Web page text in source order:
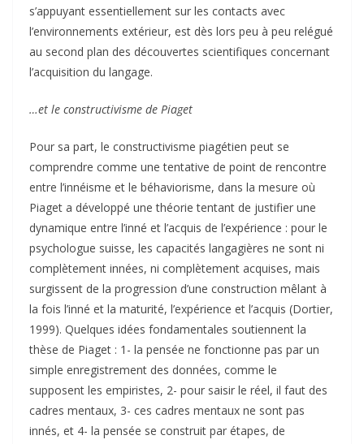
s’appuyant essentiellement sur les contacts avec
l’environnements extérieur, est dès lors peu à peu relégué
au second plan des découvertes scientifiques concernant
l’acquisition du langage.
…et le constructivisme de Piaget
Pour sa part, le constructivisme piagétien peut se
comprendre comme une tentative de point de rencontre
entre l’innéisme et le béhaviorisme, dans la mesure où
Piaget a développé une théorie tentant de justifier une
dynamique entre l’inné et l’acquis de l’expérience : pour le
psychologue suisse, les capacités langagières ne sont ni
complètement innées, ni complètement acquises, mais
surgissent de la progression d’une construction mêlant à
la fois l’inné et la maturité, l’expérience et l’acquis (Dortier,
1999). Quelques idées fondamentales soutiennent la
thèse de Piaget : 1- la pensée ne fonctionne pas par un
simple enregistrement des données, comme le
supposent les empiristes, 2- pour saisir le réel, il faut des
cadres mentaux, 3- ces cadres mentaux ne sont pas
innés, et 4- la pensée se construit par étapes, de